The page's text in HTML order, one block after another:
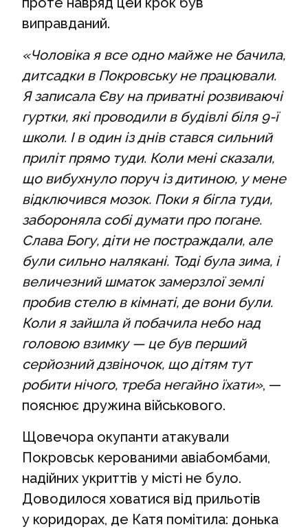
виправданий.
«Чоловіка я все одно майже не бачила,
дитсадки в Покровську не працювали.
Я записала Єву на приватні розвиваючі
гуртки, які проводили в будівлі біля 9-ї
школи. І в один із днів стався сильний
приліт прямо туди. Коли мені сказали,
що вибухнуло поруч із дитиною, у мене
відключився мозок. Поки я бігла туди,
забороняла собі думати про погане.
Слава Богу, діти не постраждали, але
були сильно налякані. Тоді була зима, і
величезний шматок замерзлої землі
пробив стелю в кімнаті, де вони були.
Коли я зайшла й побачила небо над
головою взимку — це був перший
серйозний дзвіночок, що дітям тут
робити нічого, треба негайно їхати», —
пояснює дружина військового.
Щовечора окупанти атакували
Покровськ керованими авіабомбами,
надійних укриттів у місті не було.
Доводилося ховатися від прильотів
у коридорах, де Катя помітила: донька